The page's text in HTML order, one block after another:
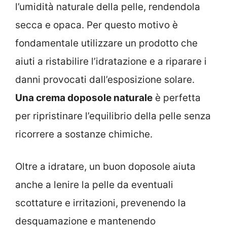
l’umidità naturale della pelle, rendendola
secca e opaca. Per questo motivo è
fondamentale utilizzare un prodotto che
aiuti a ristabilire l’idratazione e a riparare i
danni provocati dall’esposizione solare.
Una crema doposole naturale è perfetta
per ripristinare l’equilibrio della pelle senza
ricorrere a sostanze chimiche.
Oltre a idratare, un buon doposole aiuta
anche a lenire la pelle da eventuali
scottature e irritazioni, prevenendo la
desquamazione e mantenendo